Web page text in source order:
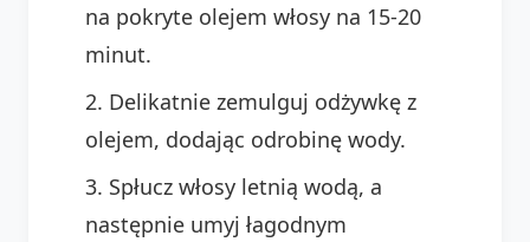
na pokryte olejem włosy na 15-20
minut.
Delikatnie zemulguj odżywkę z
olejem, dodając odrobinę wody.
Spłucz włosy letnią wodą, a
następnie umyj łagodnym